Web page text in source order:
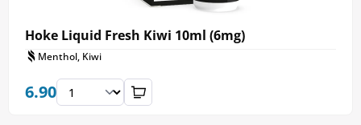
Hoke Liquid Fresh Kiwi 10ml (6mg)
Menthol, Kiwi
6.90